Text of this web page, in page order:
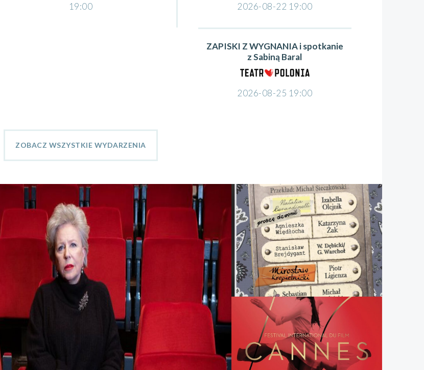
19:00 2026-08-22 19:00
ZAPISKI Z WYGNANIA i spotkanie
z Sabiną Baral
2026-08-25 19:00
ZOBACZ WSZYSTKIE WYDARZENIA